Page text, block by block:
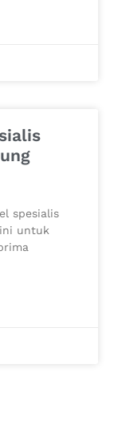
spesialis
untuk